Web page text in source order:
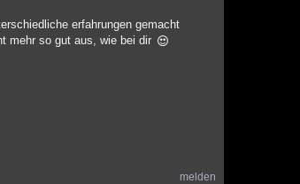
erfahrungen gemacht
mehr so gut aus, wie bei dir
melden